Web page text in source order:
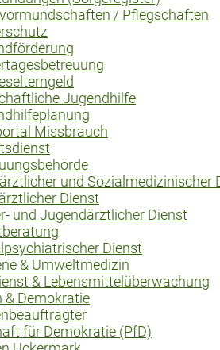
/ Pflegschaften
Jugendhilfe
Missbrauch
und Sozialmedizinischer
Dienst
und Jugendärztlicher Dienst
Dienst
& Umweltmedizin
& Lebensmittelüberwachung
& Demokratie
für Demokratie (PfD)